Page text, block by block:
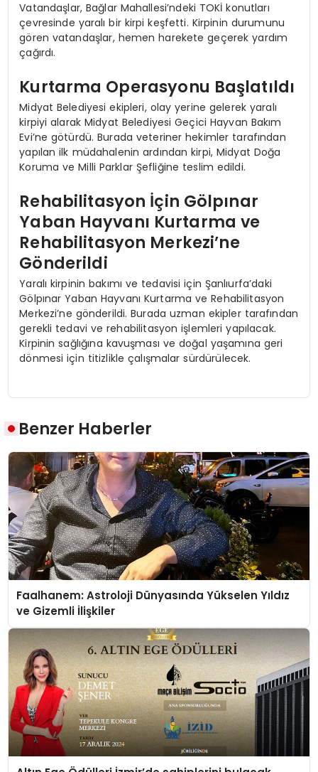
Vatandaşlar, Bağlar Mahallesi’ndeki TOKİ konutları
çevresinde yaralı bir kirpi keşfetti. Kirpinin durumunu
gören vatandaşlar, hemen harekete geçerek yardım
çağırdı.
Kurtarma Operasyonu Başlatıldı
Midyat Belediyesi ekipleri, olay yerine gelerek yaralı
kirpiyi alarak Midyat Belediyesi Geçici Hayvan Bakım
Evi’ne götürdü. Burada veteriner hekimler tarafından
yapılan ilk müdahalenin ardından kirpi, Midyat Doğa
Koruma ve Milli Parklar Şefliğine teslim edildi.
Rehabilitasyon İçin Gölpınar
Yaban Hayvanı Kurtarma ve
Rehabilitasyon Merkezi’ne
Gönderildi
Yaralı kirpinin bakımı ve tedavisi için Şanlıurfa’daki
Gölpınar Yaban Hayvanı Kurtarma ve Rehabilitasyon
Merkezi’ne gönderildi. Burada uzman ekipler tarafından
gerekli tedavi ve rehabilitasyon işlemleri yapılacak.
Kirpinin sağlığına kavuşması ve doğal yaşamına geri
dönmesi için titizlikle çalışmalar sürdürülecek.
Benzer Haberler
Faalhanem: Astroloji Dünyasında Yükselen Yıldız
ve Gizemli İlişkiler